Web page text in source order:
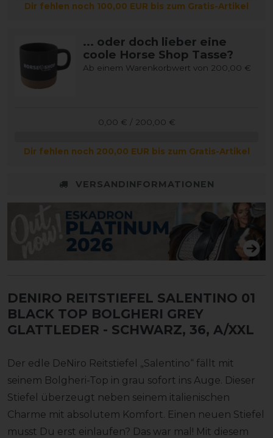
Dir fehlen noch 100,00 EUR bis zum Gratis-Artikel
... oder doch lieber eine
coole Horse Shop Tasse?
Ab einem Warenkorbwert von 200,00 €
0,00 € / 200,00 €
Dir fehlen noch 200,00 EUR bis zum Gratis-Artikel
VERSANDINFORMATIONEN
DENIRO REITSTIEFEL SALENTINO 01
BLACK TOP BOLGHERI GREY
GLATTLEDER - SCHWARZ, 36, A/XXL
Der edle DeNiro Reitstiefel „Salentino“ fällt mit
seinem Bolgheri-Top in grau sofort ins Auge. Dieser
Stiefel überzeugt neben seinem italienischen
Charme mit absolutem Komfort. Einen neuen Stiefel
musst Du erst einlaufen? Das war mal! Mit diesem